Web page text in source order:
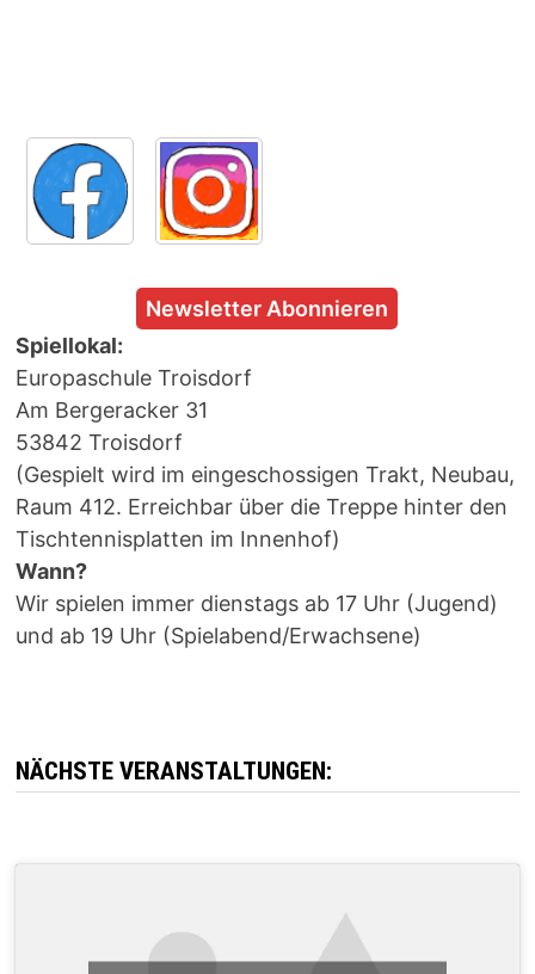
Newsletter Abonnieren
Spiellokal:
Europaschule Troisdorf
Am Bergeracker 31
53842 Troisdorf
(Gespielt wird im eingeschossigen Trakt, Neubau,
Raum 412. Erreichbar über die Treppe hinter den
Tischtennisplatten im Innenhof)
Wann?
Wir spielen immer dienstags ab 17 Uhr (Jugend)
und ab 19 Uhr (Spielabend/Erwachsene)
NÄCHSTE VERANSTALTUNGEN: